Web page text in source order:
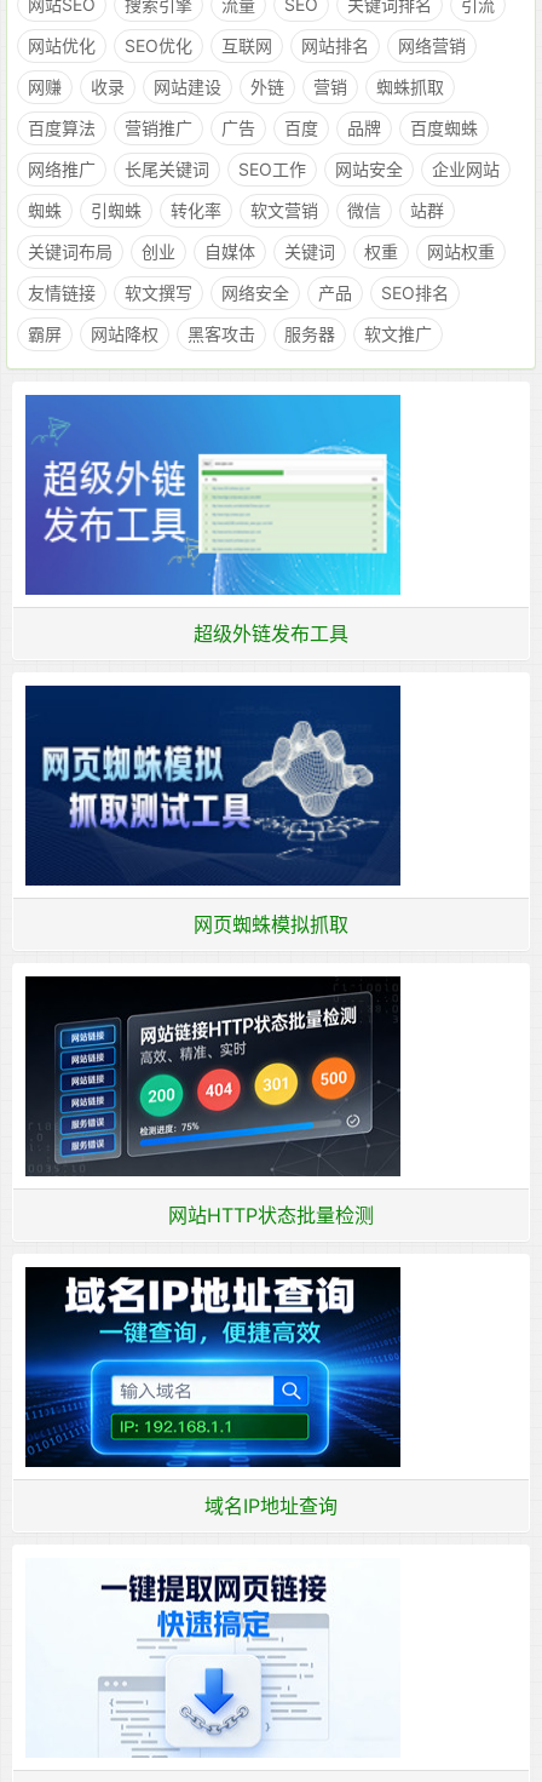
网站SEO 搜索引擎 流量 SEO 关键词排名
引流
网站优化
SEO优化 互联网 网站排名
网络营销
网赚
收录 网站建设 外链 营销
蜘蛛抓取
百度算法
营销推广 广告 百度 品牌
百度蜘蛛
网络推广
长尾关键词 SEO工作 网站安全
企业网站
蜘蛛
引蜘蛛 转化率 软文营销 微信
站群
关键词布局
创业 自媒体 关键词 权重
网站权重
友情链接
软文撰写 网络安全 产品
SEO排名
霸屏
网站降权 黑客攻击 服务器 软文推广
超级外链发布工具
网页蜘蛛模拟抓取
网站HTTP状态批量检测
域名IP地址查询